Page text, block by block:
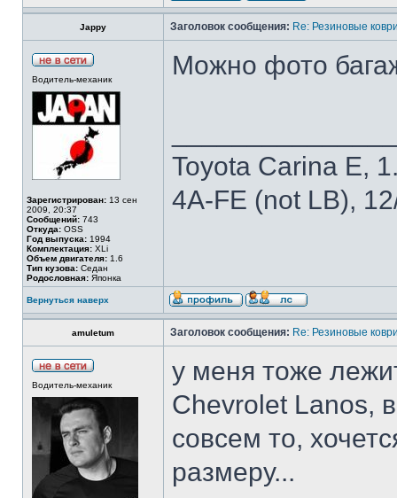
Jappy Заголовок сообщения: Re: Резиновые
Водитель-механик
Зарегистрирован: 13 сен
2009, 20:37
Сообщений: 743
Откуда: OSS
Год выпуска: 1994
Комплектация: XLi
Объем двигателя: 1.6
Тип кузова: Седан
Родословная: Японка
Можно фото
Toyota Carina E,
4A-FE (not LB),
Вернуться наверх
amuletum Заголовок сообщения: Re: Резиновые
Водитель-механик
у меня тоже
Chevrolet Lanos,
совсем то,
размеру...